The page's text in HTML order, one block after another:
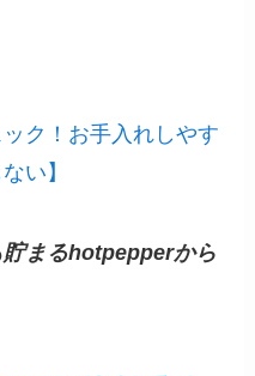
ク！お手入れしやす
い】
まるhotpepperから